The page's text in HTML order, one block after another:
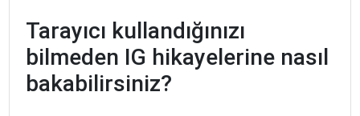
Tarayıcı kullandığınızı
bilmeden IG hikayelerine nasıl
bakabilirsiniz?